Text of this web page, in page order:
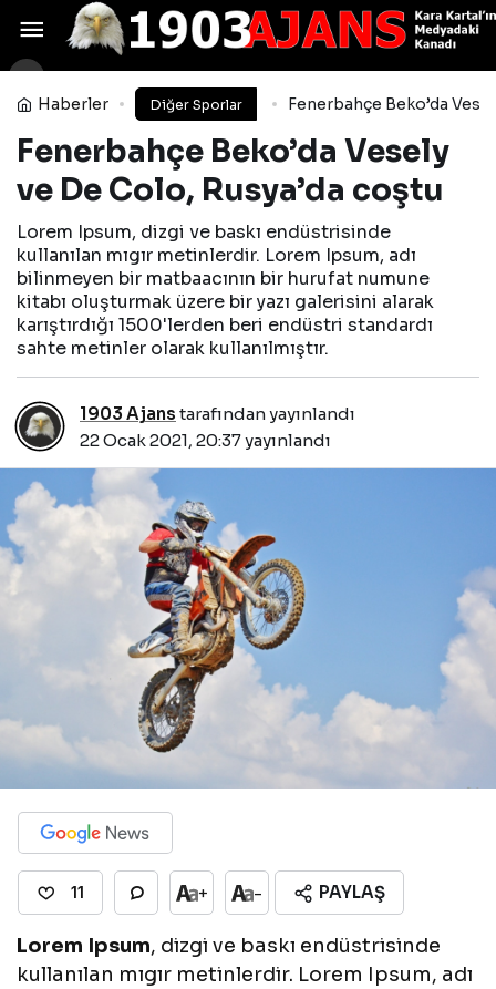
Haberler Diğer Sporlar Fenerbahçe Beko’da
Fenerbahçe Beko’da Vesely
ve De Colo, Rusya’da coştu
Lorem Ipsum, dizgi ve baskı endüstrisinde
kullanılan mıgır metinlerdir. Lorem Ipsum, adı
bilinmeyen bir matbaacının bir hurufat numune
kitabı oluşturmak üzere bir yazı galerisini alarak
karıştırdığı 1500'lerden beri endüstri standardı
sahte metinler olarak kullanılmıştır.
1903 Ajans tarafından yayınlandı
22 Ocak 2021, 20:37yayınlandı
11 + - PAYLAŞ
Lorem Ipsum, dizgi ve baskı endüstrisinde
kullanılan mıgır metinlerdir. Lorem Ipsum, adı
Porter Jr. Nuggets’a döndü,
bu geceki durumu belli değil
Yorum Yap